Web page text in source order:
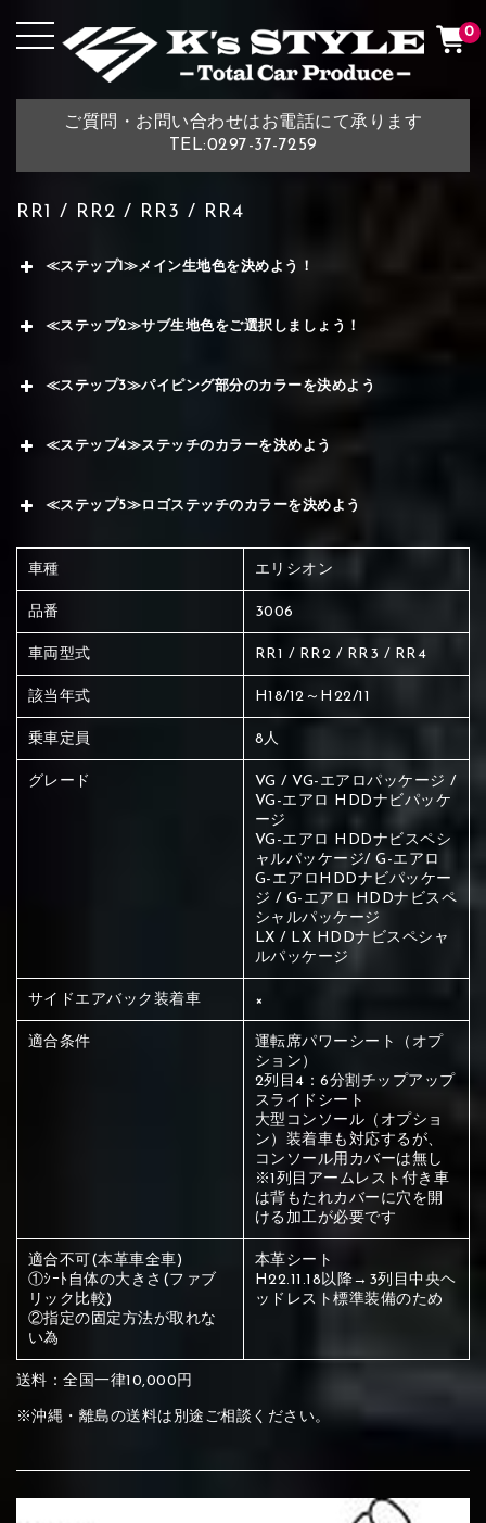
ご質問・お問い合わせはお電話にて承ります
TEL:0297-37-7259
0
RR1 / RR2 / RR3 / RR4
≪ステップ1≫メイン生地色を決めよう！
赤く塗られている場所を選択
ください
メイン生地は下記16種類からご選択ください。
②Gray ③Red
④Brown ⑤Dark Brown ⑥Yellow
⑨Pink
≪ステップ2≫サブ生地色をご選択しましょう！
赤く塗られている部分にカラ
ー選択ください
サブ生地は下記16種類からご選択ください。
①Beige ②Gray ③Red
≪ステップ3≫パイピング部分のカラーを決めよう
赤く塗られている場所を選択
刺繍は下記21種類からご選択ください。
①Beige
≪ステップ4≫ステッチのカラーを決めよう
赤く塗られている場所を選択
ください
刺繍は下記21種類からご選択ください。
≪ステップ5≫ロゴステッチのカラーを決めよう
赤く塗られている場所を選択
ください
刺繍は下記21種類からご選択ください。
車種 エリシオン
品番 3006
車両型式 RR1 / RR2 / RR3 / RR4
該当年式 H18/12～H22/11
乗車定員 8人
グレード
VG / VG-エアロパッケージ /
VG-エアロ HDDナビパッケ
ージ
VG-エアロ HDDナビスペシ
ャルパッケージ/ G-エアロ
G-エアロHDDナビパッケー
ジ / G-エアロ HDDナビスペ
シャルパッケージ
LX / LX HDDナビスペシャ
ルパッケージ
サイドエアバック装着車 ×
適合条件
運転席パワーシート（オプ
ション）
2列目4：6分割チップアップ
スライドシート
大型コンソール（オプショ
ン）装着車も対応するが、
コンソール用カバーは無し
※1列目アームレスト付き車
は背もたれカバーに穴を開
ける加工が必要です
適合不可(本革車全車)
①ｼｰﾄ自体の大きさ(ファブ
リック比較)
②指定の固定方法が取れな
い為
本革シート
H22.11.18以降→3列目中央ヘ
ッドレスト標準装備のため
送料：全国一律10,000円
※沖縄・離島の送料は別途ご相談ください。